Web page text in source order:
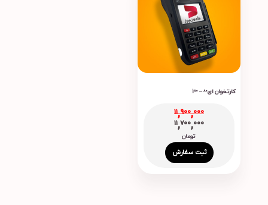
کارتخوان ای80 – i80
ثبت سفارش
11,900,000
11,700,000
تومان